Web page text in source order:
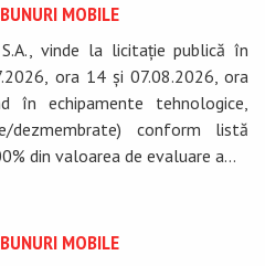
MOBILE
S.A., vinde la licitație publică în
ora 14 și 07.08.2026, ora
în echipamente tehnologice,
dezmembrate) conform listă
din valoarea de evaluare a...
MOBILE